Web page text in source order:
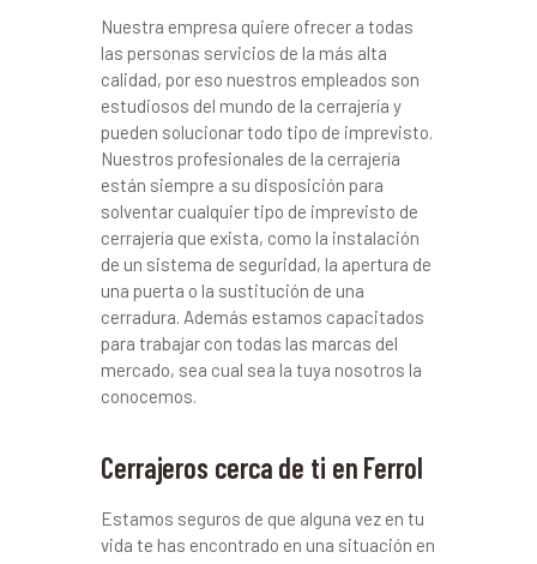
Nuestra empresa quiere ofrecer a todas
las personas servicios de la más alta
calidad, por eso nuestros empleados son
estudiosos del mundo de la cerrajería y
pueden solucionar todo tipo de imprevisto.
Nuestros profesionales de la cerrajería
están siempre a su disposición para
solventar cualquier tipo de imprevisto de
cerrajería que exista, como la instalación
de un sistema de seguridad, la apertura de
una puerta o la sustitución de una
cerradura. Además estamos capacitados
para trabajar con todas las marcas del
mercado, sea cual sea la tuya nosotros la
conocemos.
Cerrajeros cerca de ti en Ferrol
Estamos seguros de que alguna vez en tu
vida te has encontrado en una situación en